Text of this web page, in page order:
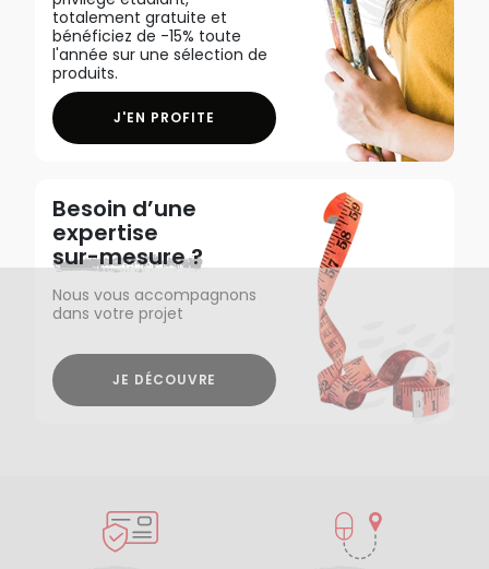
totalement gratuite et
bénéficiez de -15% toute
l'année sur une sélection de
produits.
J'EN PROFITE
Besoin d’une
expertise
sur-mesure ?
Nous vous accompagnons
dans votre projet
JE DÉCOUVRE